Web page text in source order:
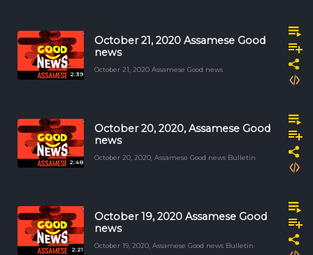
2:39
October 21, 2020 Assamese Good
news
October 21, 2020 Assamese Good news
2:48
October 20, 2020, Assamese Good
news
October 20, 2020, Assamese Good news Bulletin
2:21
October 19, 2020 Assamese Good
news
October 19, 2020, Assamese Good news Bulletin